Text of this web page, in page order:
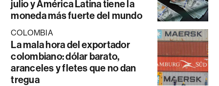
julio y América Latina tiene la
moneda más fuerte del mundo
COLOMBIA
La mala hora del exportador
colombiano: dólar barato,
aranceles y fletes que no dan
tregua